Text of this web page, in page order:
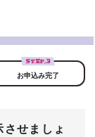
STEP.3
お申込み完了
せましょ